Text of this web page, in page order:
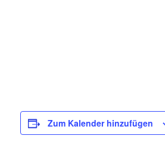
Zum Kalender hinzufügen